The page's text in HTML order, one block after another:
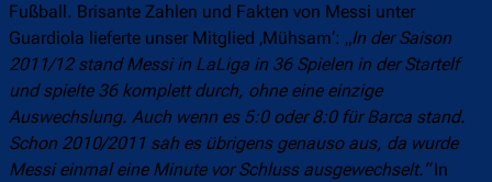
Fußball. Brisante Zahlen und Fakten von Messi unter
Guardiola lieferte unser Mitglied ‚Mühsam‘: „In der Saison
2011/12 stand Messi in LaLiga in 36 Spielen in der Startelf
und spielte 36 komplett durch, ohne eine einzige
Auswechslung. Auch wenn es 5:0 oder 8:0 für Barca stand.
Schon 2010/2011 sah es übrigens genauso aus, da wurde
Messi einmal eine Minute vor Schluss ausgewechselt.“In